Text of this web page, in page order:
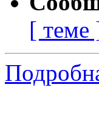
[ теме